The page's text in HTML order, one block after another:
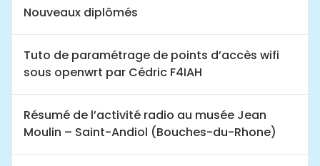
Nouveaux diplômés
Tuto de paramétrage de points d’accès wifi
sous openwrt par Cédric F4IAH
Résumé de l’activité radio au musée Jean
Moulin – Saint-Andiol (Bouches-du-Rhone)